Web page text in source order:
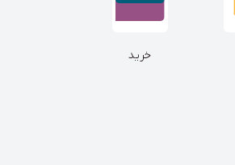
خرید